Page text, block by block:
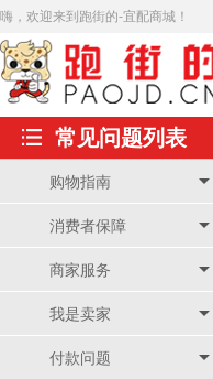
嗨，欢迎来到跑街的-宜配商城！
常见问题列表
购物指南
消费者保障
商家服务
我是卖家
付款问题